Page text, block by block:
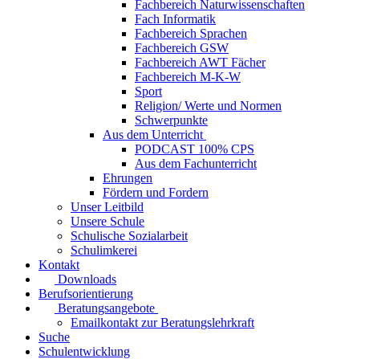
Fachbereich Naturwissenschaften
Fach Informatik
Fachbereich Sprachen
Fachbereich GSW
Fachbereich AWT Fächer
Fachbereich M-K-W
Sport
Religion/ Werte und Normen
Schwerpunkte
Aus dem Unterricht
PODCAST 100% CPS
Aus dem Fachunterricht
Ehrungen
Fördern und Fordern
Unser Leitbild
Unsere Schule
Schulische Sozialarbeit
Schulimkerei
Kontakt
Downloads
Berufsorientierung
Beratungsangebote
Emailkontakt zur Beratungslehrkraft
Suche
Schulentwicklung